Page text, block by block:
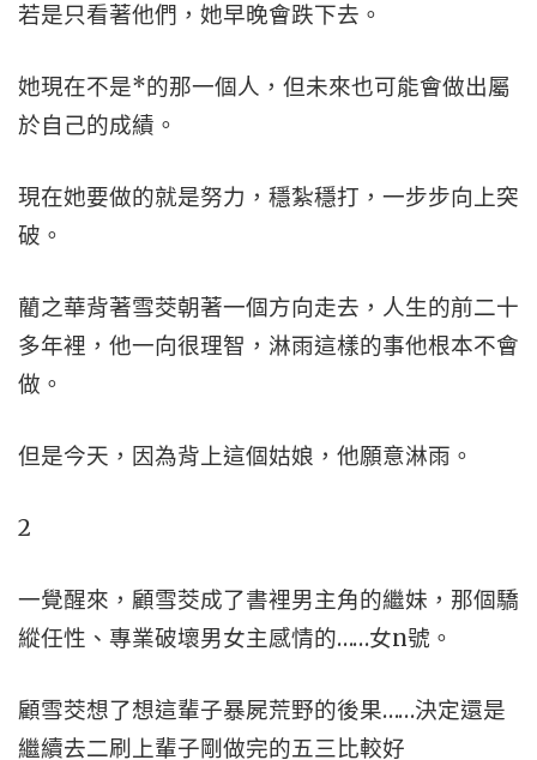
若是只看著他們，她早晚會跌下去。
她現在不是*的那一個人，但未來也可能會做出屬
於自己的成績。
現在她要做的就是努力，穩紮穩打，一步步向上突
破。
藺之華背著雪茭朝著一個方向走去，人生的前二十
多年裡，他一向很理智，淋雨這樣的事他根本不會
做。
但是今天，因為背上這個姑娘，他願意淋雨。
2
一覺醒來，顧雪茭成了書裡男主角的繼妹，那個驕
縱任性、專業破壞男女主感情的……女n號。
顧雪茭想了想這輩子暴屍荒野的後果……決定還是
繼續去二刷上輩子剛做完的五三比較好